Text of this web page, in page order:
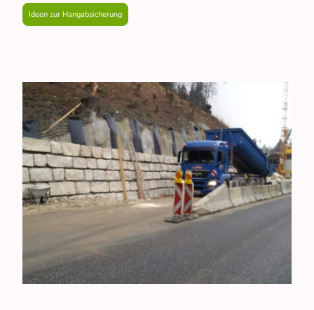
Ideen zur Hangabsicherung